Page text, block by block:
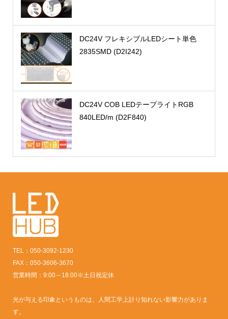
DC24V フレキシブルLEDシート単色
2835SMD (D2I242)
DC24V COB LEDテープライトRGB
840LED/m (D2F840)
TEL：050-3092-1230
FAX：050-3606-3670
営業時間：9:00～18:00※土日祝定休
光が与える印象というものは、人間工学上計り知れない影響力がありま
す。